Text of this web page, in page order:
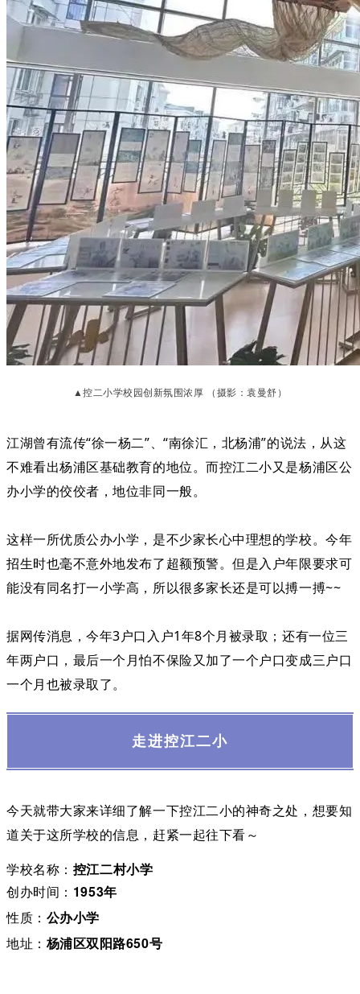
▲控二小学校园创新氛围浓厚 （摄影：袁曼舒）
江湖曾有流传“徐一杨二”、“南徐汇，北杨浦”的说法，从这
不难看出杨浦区基础教育的地位。而控江二小又是杨浦区公
办小学的佼佼者，地位非同一般。
这样一所优质公办小学，是不少家长心中理想的学校。今年
招生时也毫不意外地发布了超额预警。但是入户年限要求可
能没有同名打一小学高，所以很多家长还是可以搏一搏~~
据网传消息，今年3户口入户1年8个月被录取；还有一位三
年两户口，最后一个月怕不保险又加了一个户口变成三户口
一个月也被录取了。
走进控江二小
今天就带大家来详细了解一下控江二小的神奇之处，想要知
道关于这所学校的信息，赶紧一起往下看～
学校名称： 控江二村小学
创办时间： 1953年
性质： 公办小学
地址： 杨浦区双阳路650号